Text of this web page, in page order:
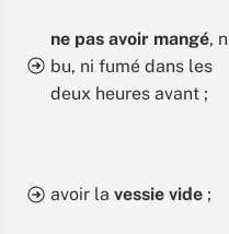
ne pas avoir mangé,
bu, ni fumé dans les
deux heures avant ;
avoir la vessie vide;